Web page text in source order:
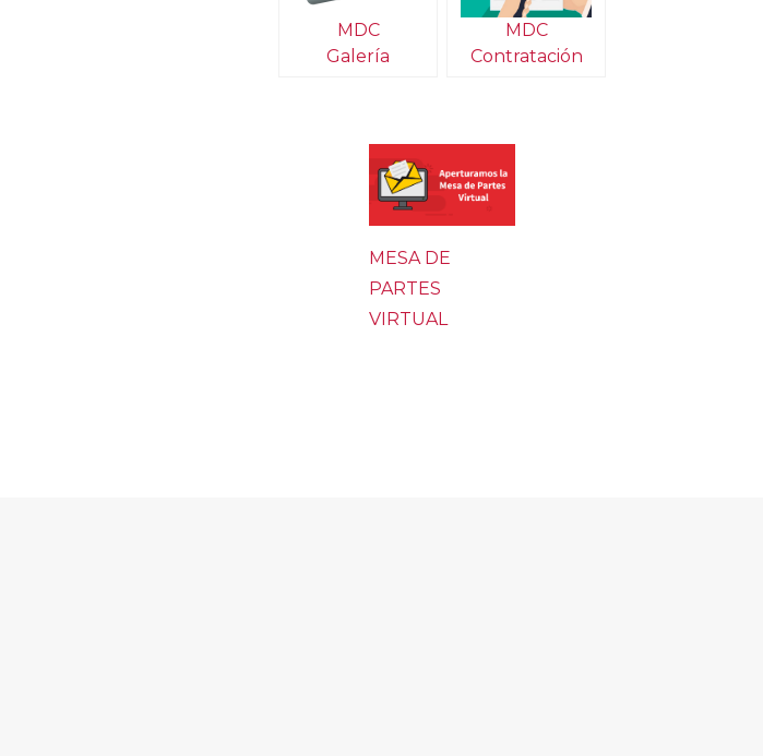
MDC
Galería
MDC
Contratación
MESA DE
PARTES
VIRTUAL